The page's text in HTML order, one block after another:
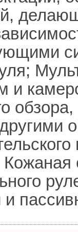
и
Кожаная